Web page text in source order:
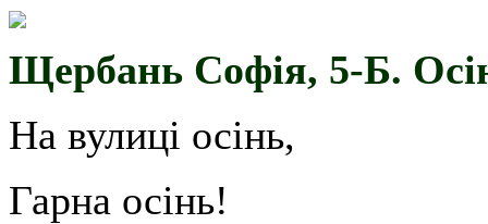
Щербань Софія, 5-Б.
На вулиці осінь,
Гарна осінь!